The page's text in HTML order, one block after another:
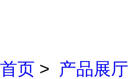
首页 > 产品展厅